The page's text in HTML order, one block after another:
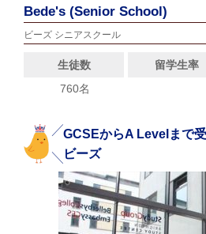
Bede's (Senior School)
ビーズ シニアスクール
生徒数 留学生率
760名
GCSEからA Levelまで
ビーズ